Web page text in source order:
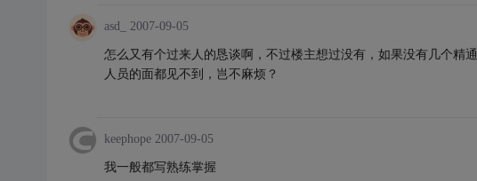
asd_ 2007-09-05
怎么又有个过来人的恳谈啊，不过楼主想过没有，如果没有几个精
人员的面都见不到，岂不麻烦？
keephope 2007-09-05
我一般都写熟练掌握